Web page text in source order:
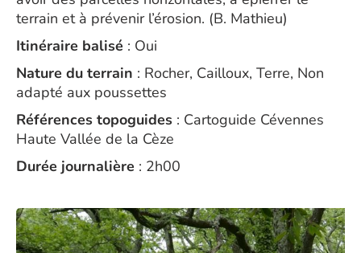
terrain et à prévenir l’érosion. (B. Mathieu)
Itinéraire balisé : Oui
Nature du terrain : Rocher, Cailloux, Terre, Non
adapté aux poussettes
Références topoguides : Cartoguide Cévennes
Haute Vallée de la Cèze
Durée journalière : 2h00